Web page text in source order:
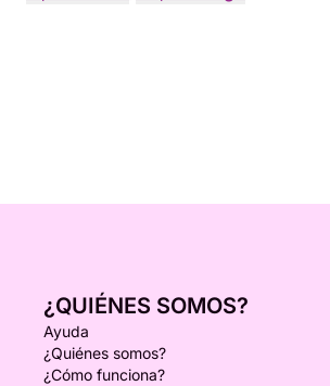
¿QUIÉNES SOMOS?
Ayuda
¿Quiénes somos?
¿Cómo funciona?